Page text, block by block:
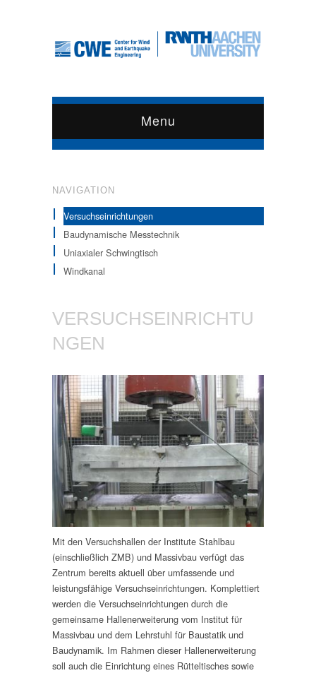
Menu
NAVIGATION
Versuchseinrichtungen
Baudynamische Messtechnik
Uniaxialer Schwingtisch
Windkanal
VERSUCHSEINRICHTU
NGEN
Mit den Versuchshallen der Institute Stahlbau
(einschließlich ZMB) und Massivbau verfügt das
Zentrum bereits aktuell über umfassende und
leistungsfähige Versuchseinrichtungen. Komplettiert
werden die Versuchseinrichtungen durch die
gemeinsame Hallenerweiterung vom Institut für
Massivbau und dem Lehrstuhl für Baustatik und
Baudynamik. Im Rahmen dieser Hallenerweiterung
soll auch die Einrichtung eines Rütteltisches sowie